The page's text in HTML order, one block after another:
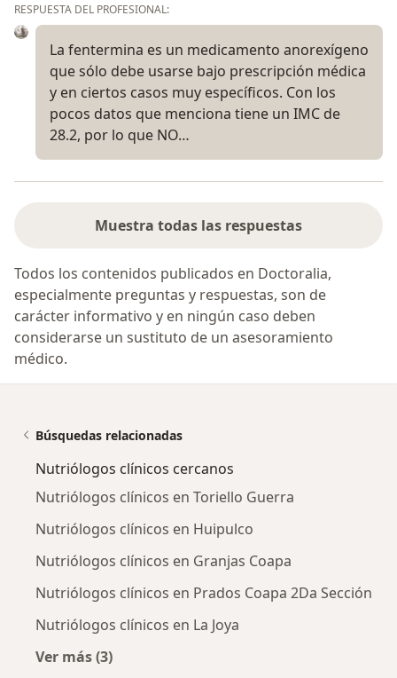
RESPUESTA DEL PROFESIONAL:
La fentermina es un medicamento anorexígeno
que sólo debe usarse bajo prescripción médica
y en ciertos casos muy específicos. Con los
pocos datos que menciona tiene un IMC de
28.2, por lo que NO…
Muestra todas las respuestas
Todos los contenidos publicados en Doctoralia,
especialmente preguntas y respuestas, son de
carácter informativo y en ningún caso deben
considerarse un sustituto de un asesoramiento
médico.
Búsquedas relacionadas
Nutriólogos clínicos cercanos
Nutriólogos clínicos en Toriello Guerra
Nutriólogos clínicos en Huipulco
Nutriólogos clínicos en Granjas Coapa
Nutriólogos clínicos en Prados Coapa 2Da Sección
Nutriólogos clínicos en La Joya
Ver más (3)